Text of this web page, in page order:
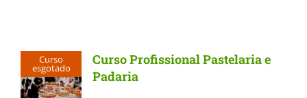
Curso
esgotado
Curso Profissional Pastelaria e
Padaria